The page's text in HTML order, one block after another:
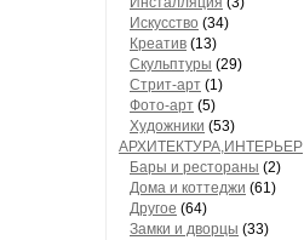
Искусство (34)
Креатив (13)
Скульптуры (29)
Стрит-арт (1)
Фото-арт (5)
Художники (53)
АРХИТЕКТУРА,ИНТЕРЬЕР
Бары и рестораны (2)
Дома и коттеджи (61)
Другое (64)
Замки и дворцы (33)